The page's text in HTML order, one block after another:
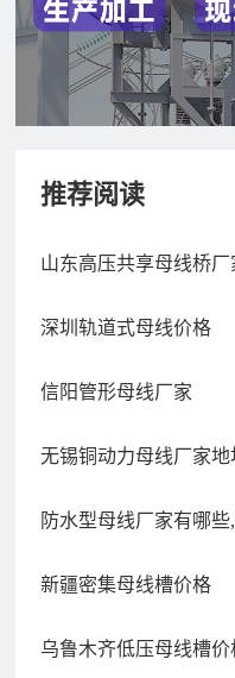
推荐阅读
山东高压共享母线桥
深圳轨道式母线价格
信阳管形母线厂家
无锡铜动力母线厂家
防水型母线厂家有哪
新疆密集母线槽价格
乌鲁木齐低压母线槽价